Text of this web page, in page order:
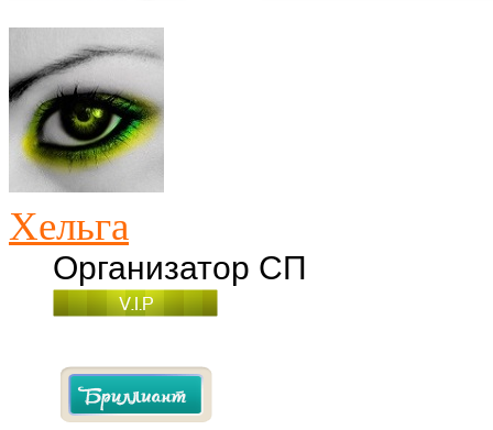
Хельга
Организатор СП